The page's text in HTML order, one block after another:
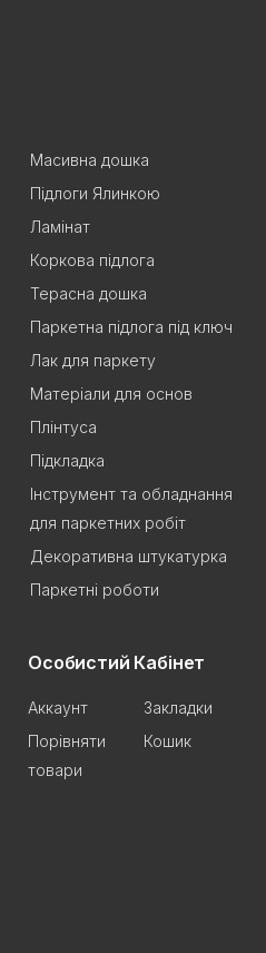
Масивна дошка
Підлоги Ялинкою
Ламінат
Коркова підлога
Терасна дошка
Паркетна підлога під ключ
Лак для паркету
Матеріали для основ
Плінтуса
Підкладка
Інструмент та обладнання
для паркетних робіт
Декоративна штукатурка
Паркетні роботи
Особистий Кабінет
Аккаунт
Закладки
Порівняти
товари
Кошик